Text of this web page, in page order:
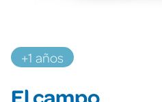
+1 años
El campo